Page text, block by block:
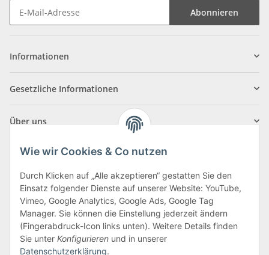
Abonnieren
Informationen
Gesetzliche Informationen
Über uns
Klagenfurter Straße 29
9556 Liebenfels
Montag bis Donnerstag: 8:00 bis 16:30 Uhr
Freitag: 8:00 bis 12:00 Uhr
Wie wir Cookies & Co nutzen
Durch Klicken auf „Alle akzeptieren“ gestatten Sie den
Einsatz folgender Dienste auf unserer Website: YouTube,
Vimeo, Google Analytics, Google Ads, Google Tag
Manager. Sie können die Einstellung jederzeit ändern
(Fingerabdruck-Icon links unten). Weitere Details finden
Sie unter Konfigurieren und in unserer
Datenschutzerklärung.